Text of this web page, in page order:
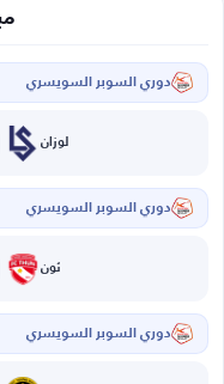
دوري السوبر السويسري
لوزان
دوري السوبر السويسري
ثون
دوري السوبر السويسري